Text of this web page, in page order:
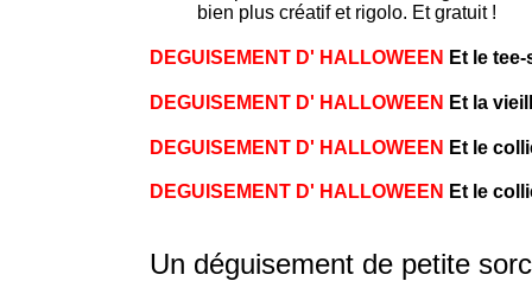
bien plus créatif et rigolo. Et gratuit !
DEGUISEMENT D' HALLOWEEN Et le
DEGUISEMENT D' HALLOWEEN Et la
DEGUISEMENT D' HALLOWEEN Et le
DEGUISEMENT D' HALLOWEEN Et le
Un déguisement de petite